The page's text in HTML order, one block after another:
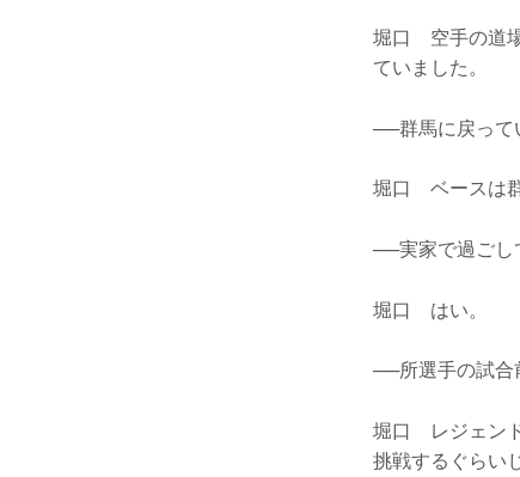
堀口 空手の道
ていました。
──群馬に戻って
堀口 ベースは群
──実家で過ごし
堀口 はい。
──所選手の試合
堀口 レジェン
挑戦するぐらい